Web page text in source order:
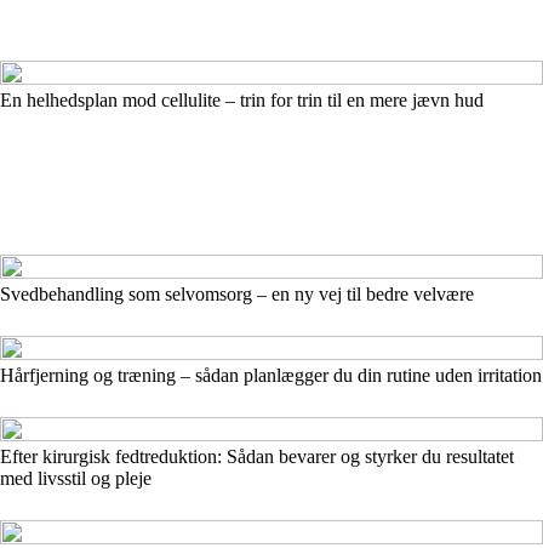
En helhedsplan mod cellulite – trin for trin til en mere jævn hud
Svedbehandling som selvomsorg – en ny vej til bedre velvære
Hårfjerning og træning – sådan planlægger du din rutine uden irritation
Efter kirurgisk fedtreduktion: Sådan bevarer og styrker du resultatet
med livsstil og pleje